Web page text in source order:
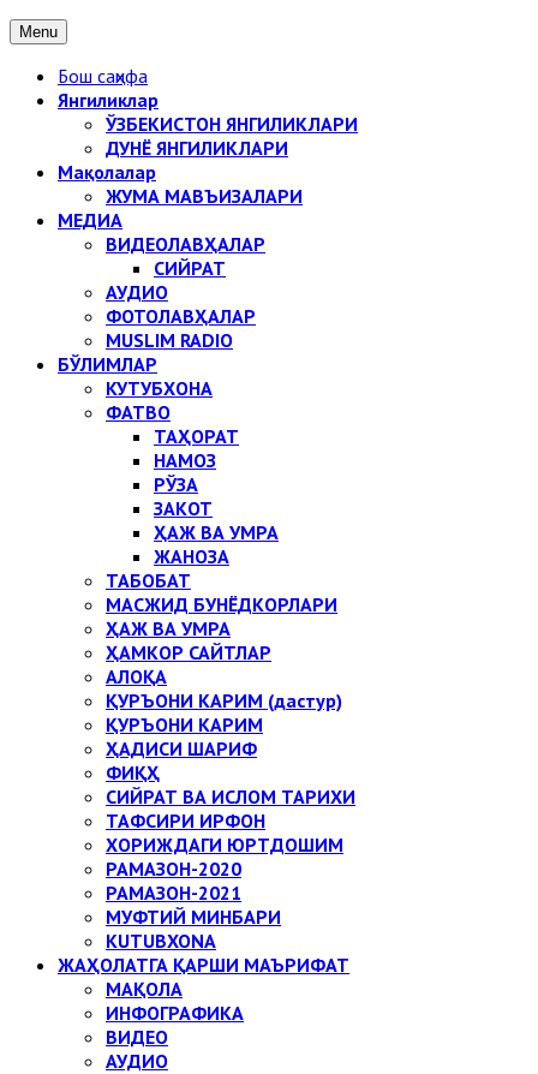
Menu
Бош саҳифа
Янгиликлар
ЎЗБЕКИСТОН ЯНГИЛИКЛАРИ
ДУНЁ ЯНГИЛИКЛАРИ
Мақолалар
ЖУМА МАВЪИЗАЛАРИ
МЕДИА
ВИДЕОЛАВҲАЛАР
СИЙРАТ
АУДИО
ФОТОЛАВҲАЛАР
MUSLIM RADIO
БЎЛИМЛАР
КУТУБХОНА
ФАТВО
ТАҲОРАТ
НАМОЗ
РЎЗА
ЗАКОТ
ҲАЖ ВА УМРА
ЖАНОЗА
ТАБОБАТ
МАСЖИД БУНЁДКОРЛАРИ
ҲАЖ ВА УМРА
ҲАМКОР САЙТЛАР
АЛОҚА
ҚУРЪОНИ КАРИМ (дастур)
ҚУРЪОНИ КАРИМ
ҲАДИСИ ШАРИФ
ФИҚҲ
СИЙРАТ ВА ИСЛОМ ТАРИХИ
ТАФСИРИ ИРФОН
ХОРИЖДАГИ ЮРТДОШИМ
РАМАЗОН-2020
РАМАЗОН-2021
МУФТИЙ МИНБАРИ
KUTUBXONA
ЖАҲОЛАТГА ҚАРШИ МАЪРИФАТ
МАҚОЛА
ИНФОГРАФИКА
ВИДЕО
АУДИО